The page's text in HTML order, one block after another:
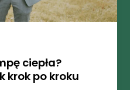
ciepła?
krok po kroku